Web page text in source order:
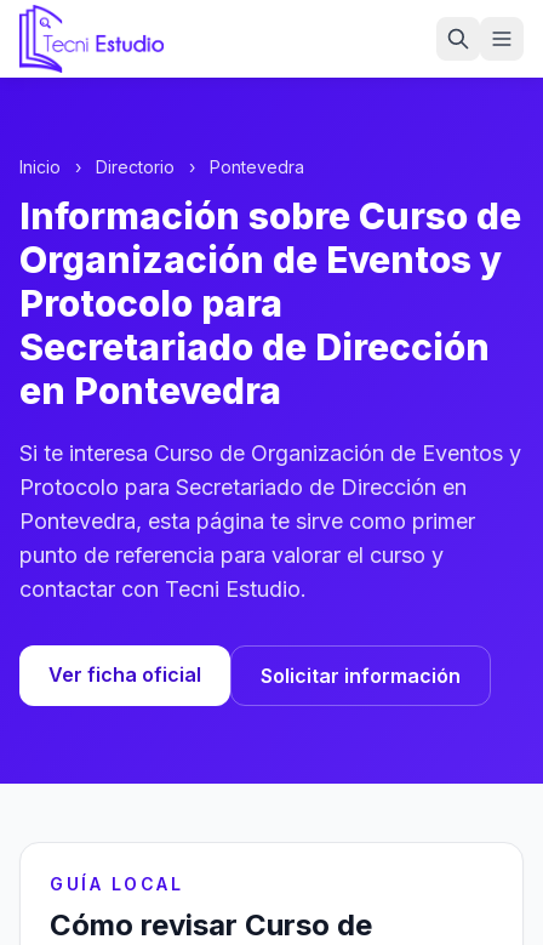
Ir a la página de inicio de Tecni Estudio
Inicio › Directorio › Pontevedra
Información sobre Curso de
Organización de Eventos y
Protocolo para
Secretariado de Dirección
en Pontevedra
Si te interesa Curso de Organización de Eventos y
Protocolo para Secretariado de Dirección en
Pontevedra, esta página te sirve como primer
punto de referencia para valorar el curso y
contactar con Tecni Estudio.
Ver ficha oficial Solicitar información
GUÍA LOCAL
Cómo revisar Curso de